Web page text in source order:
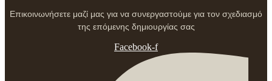
Επικοινωνήσετε μαζί μας για να συνεργαστούμε για τον σχεδιασμό
της επόμενης δημιουργίας σας
Facebook-f